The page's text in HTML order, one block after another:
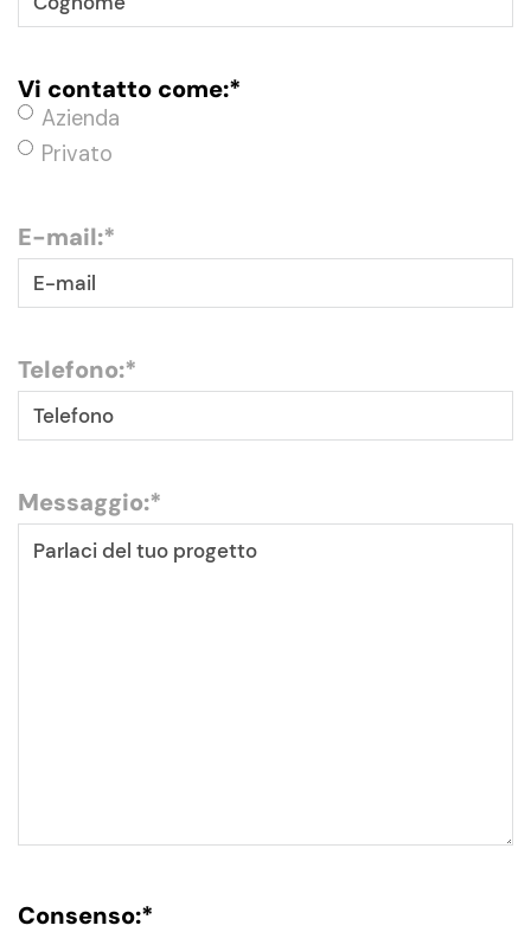
Vi contatto come:*
Azienda
Privato
E-mail:*
Telefono:*
Messaggio:*
Consenso:*